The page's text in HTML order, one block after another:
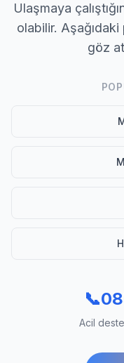
Ulaşmaya
olabilir.
göz
📞
Acil